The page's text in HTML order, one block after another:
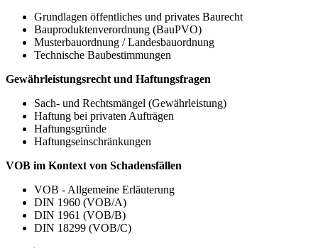
Grundlagen öffentliches und privates Baurecht
Bauproduktenverordnung (BauPVO)
Musterbauordnung / Landesbauordnung
Technische Baubestimmungen
Gewährleistungsrecht und Haftungsfragen
Sach- und Rechtsmängel (Gewährleistung)
Haftung bei privaten Aufträgen
Haftungsgründe
Haftungseinschränkungen
VOB im Kontext von Schadensfällen
VOB - Allgemeine Erläuterung
DIN 1960 (VOB/A)
DIN 1961 (VOB/B)
DIN 18299 (VOB/C)